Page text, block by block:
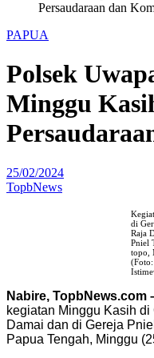
Persaudaraan dan
PAPUA
Polsek
Minggu
25/02/2024
TopbNews
di
Raja
Pniel
topo,
(Foto:
Nabire, TopbNews.com
kegiatan Minggu Kasih
Damai dan di Gereja
Papua Tengah, Minggu